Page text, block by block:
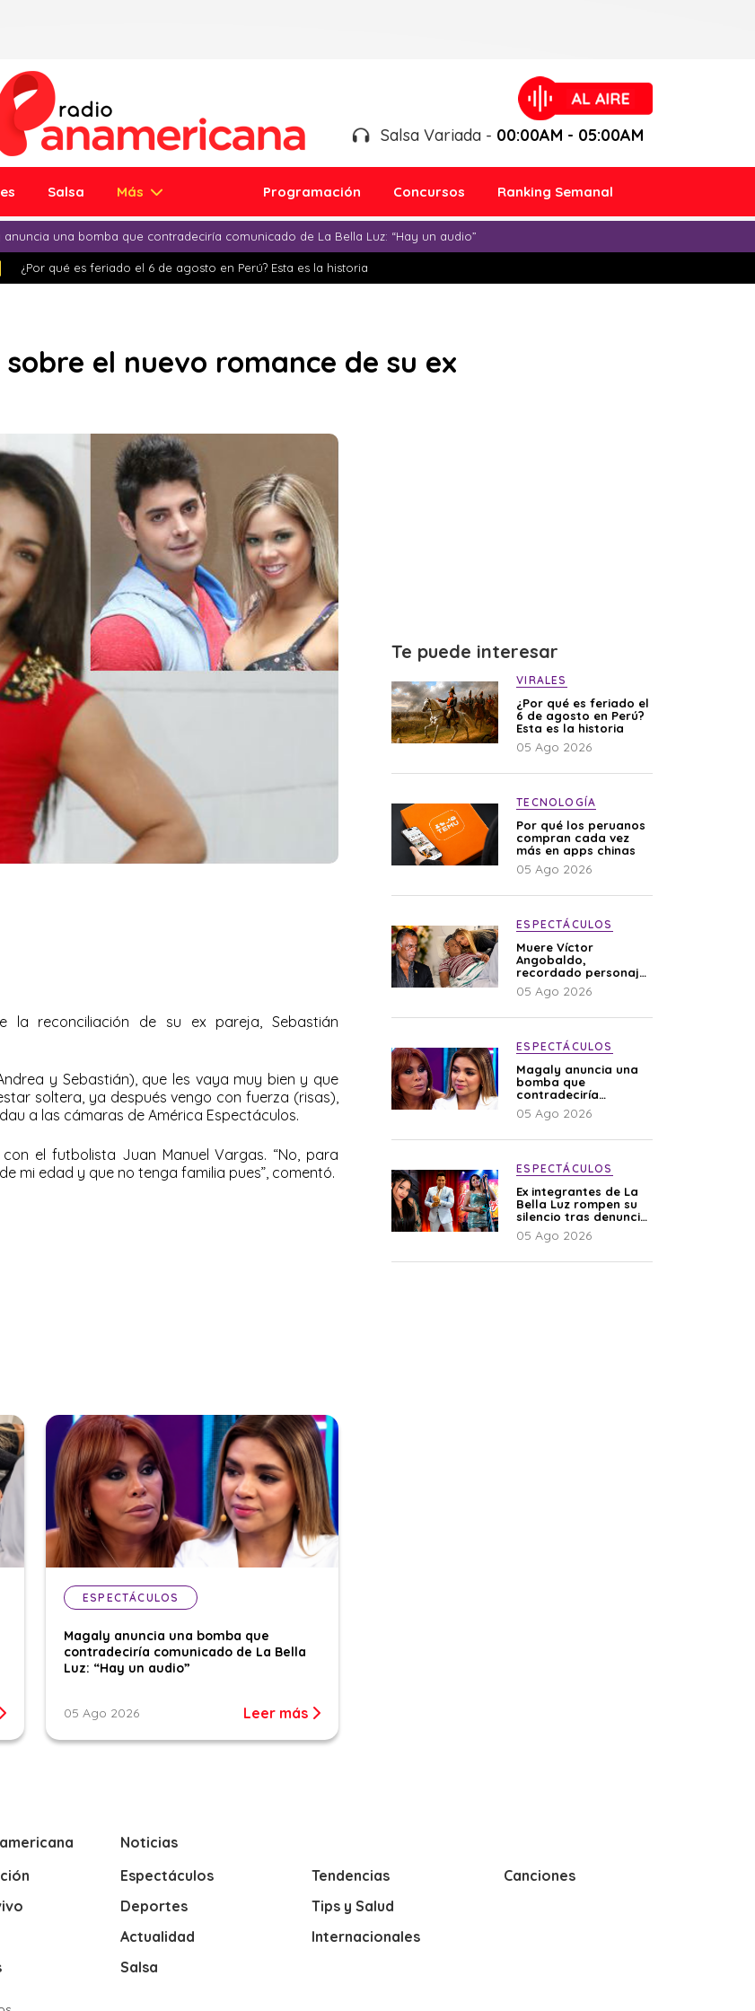
Salsa Variada - 00:00AM - 05:00AM
Salsa Más Programación Concursos Ranking Semanal
anuncia una bomba que contradeciría comunicado de La Bella Luz: “Hay un audio”
¿Por qué es feriado el 6 de agosto en Perú? Esta es la historia
el nuevo romance de su ex
la reconciliación de su ex pareja, Sebastián
y Sebastián), que les vaya muy bien y que
soltera, ya después vengo con fuerza (risas),
a las cámaras de América Espectáculos.
el futbolista Juan Manuel Vargas. “No, para
mi edad y que no tenga familia pues”, comentó.
ESPECTÁCULOS
Magaly anuncia una bomba que
contradeciría comunicado de La Bella
Luz: “Hay un audio”
05 Ago 2026 Leer más
Te puede interesar
VIRALES
¿Por qué es feriado el
6 de agosto en Perú?
Esta es la historia
05 Ago 2026
TECNOLOGÍA
Por qué los peruanos
compran cada vez
más en apps chinas
05 Ago 2026
ESPECTÁCULOS
Muere Víctor
Angobaldo,
recordado personaje
de la farándula y
expareja de Shirley
05 Ago 2026
ESPECTÁCULOS
Magaly anuncia una
bomba que
contradeciría
comunicado de La
Bella Luz: “Hay un
05 Ago 2026
ESPECTÁCULOS
Ex integrantes de La
Bella Luz rompen su
silencio tras denuncia
de Naldy: “Todo el
mundo lo sabía”
05 Ago 2026
Noticias
Espectáculos
Deportes
Actualidad
Salsa
Tendencias
Tips y Salud
Internacionales
Canciones